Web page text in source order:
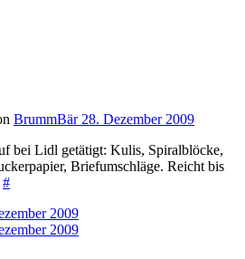
BrummBär 28. Dezember 2009
bei Lidl getätigt: Kulis, Spiralblöcke,
Briefumschläge. Reicht bis
#
2009
2009